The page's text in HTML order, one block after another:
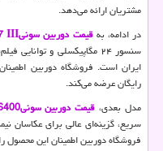
مشتریان ارائه می‌دهد.
در ادامه، بهقیمت دوربین سونیIII
سنسور ۲۴ مگاپیکسلی و توانایی فیلم‌برداری 4
ایران است. فروشگاه دوربین
رایگان عرضه می‌کند.
مدل بعدی، قیمت دوربین سونی
سریع، گزینه‌ای عالی برای عکاسان
فروشگاه دوربین اطمینان این محصول